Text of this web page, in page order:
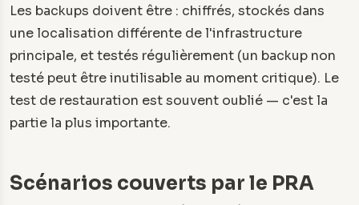
Les backups doivent être : chiffrés, stockés dans
une localisation différente de l'infrastructure
principale, et testés régulièrement (un backup non
testé peut être inutilisable au moment critique). Le
test de restauration est souvent oublié — c'est la
partie la plus importante.
Scénarios couverts par le PRA